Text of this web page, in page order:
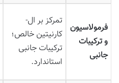
فرمولاسیون
و ترکیبات
جانبی
تمرکز بر ال-
کارنیتین خالص؛
ترکیبات جانبی
استاندارد.